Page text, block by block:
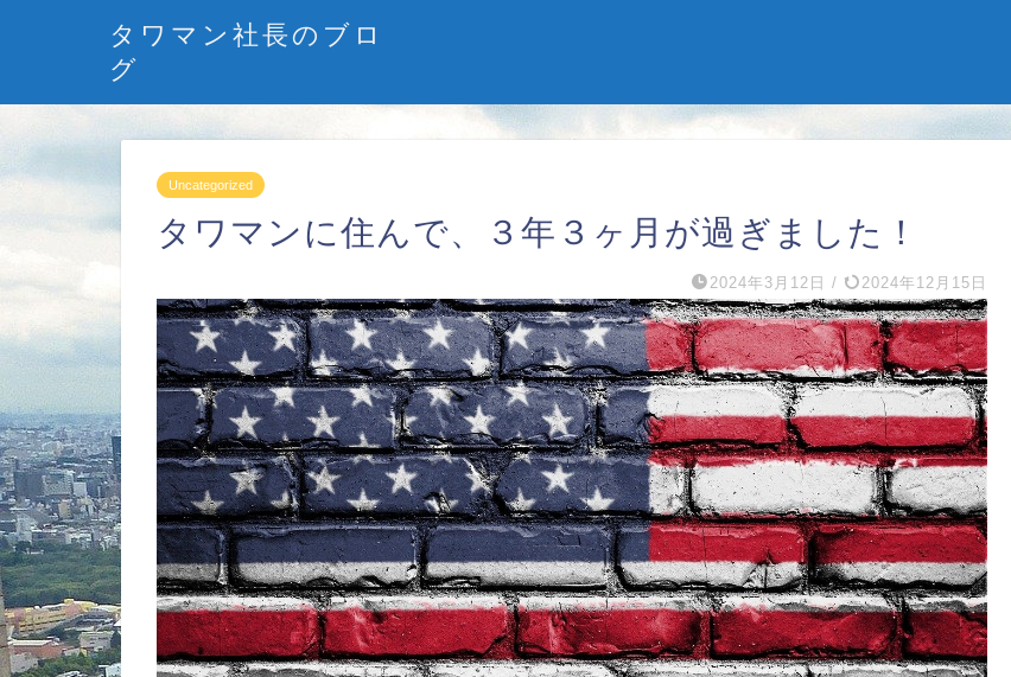
タワマン社長のブロ
グ
Uncategorized
タワマンに住んで、３年３ヶ月が過ぎました！
2024年3月12日 / 2024年12月15日